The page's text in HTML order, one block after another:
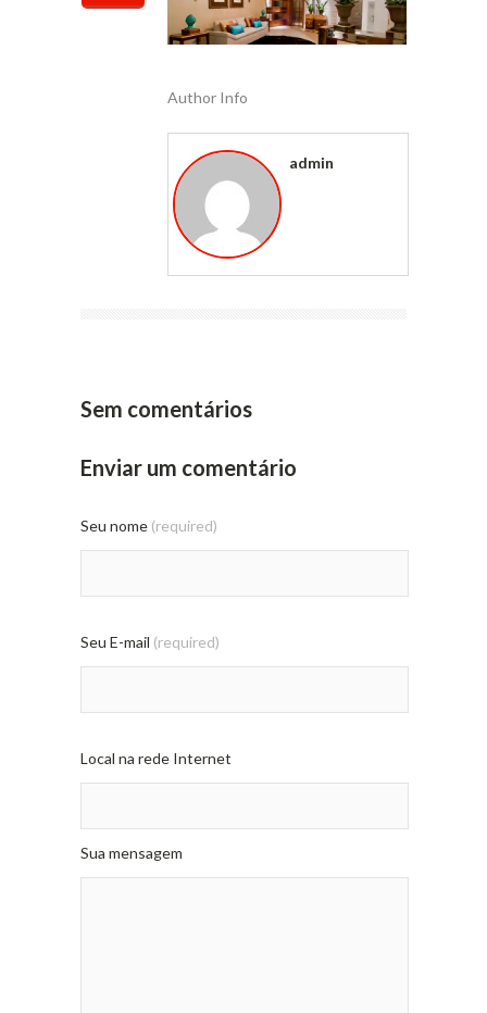
Author Info
admin
Sem comentários
Enviar um comentário
Seu nome (required)
Seu E-mail (required)
Local na rede Internet
Sua mensagem